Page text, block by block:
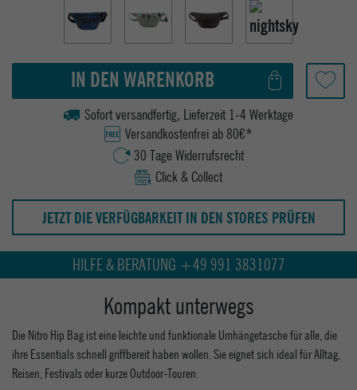
IN DEN WARENKORB
Sofort versandfertig, Lieferzeit 1-4 Werktage
Versandkostenfrei ab 80€*
30 Tage Widerrufsrecht
Click & Collect
JETZT DIE VERFÜGBARKEIT IN DEN STORES PRÜFEN
HILFE & BERATUNG +49 991 3831077
Kompakt unterwegs
Die Nitro Hip Bag ist eine leichte und funktionale Umhängetasche für alle, die
ihre Essentials schnell griffbereit haben wollen. Sie eignet sich ideal für Alltag,
Reisen, Festivals oder kurze Outdoor-Touren.